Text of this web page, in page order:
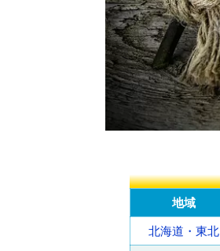
地域
北海道・東北